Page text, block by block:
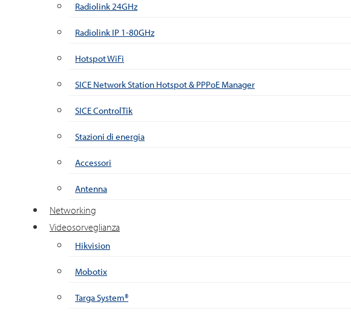
Radiolink 24GHz
Radiolink IP 1-80GHz
Hotspot WiFi
SICE Network Station Hotspot & PPPoE Manager
SICE ControlTik
Stazioni di energia
Accessori
Antenna
Networking
Videosorveglianza
Hikvision
Mobotix
Targa System®